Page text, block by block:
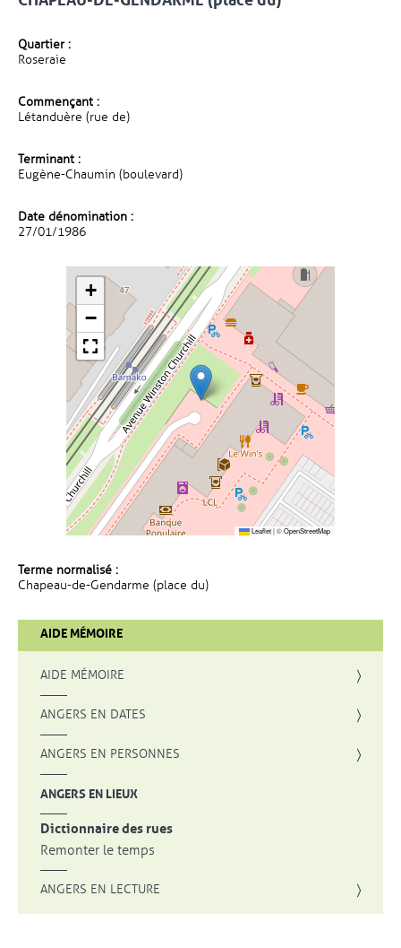
Quartier :
Roseraie
Commençant :
Létanduère (rue de)
Terminant :
Eugène-Chaumin (boulevard)
Date dénomination :
27/01/1986
+
−
Leaflet|©OpenStreetMap
Terme normalisé :
Chapeau-de-Gendarme (place du)
AIDE MÉMOIRE
AIDE MÉMOIRE
ANGERS EN DATES
ANGERS EN PERSONNES
ANGERS EN LIEUX
Dictionnaire des rues
Remonter le temps
ANGERS EN LECTURE